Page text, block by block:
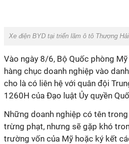
Xe điện BYD tại triển lãm ô tô Thượng
Vào ngày 8/6, Bộ Quốc phòng
hàng chục doanh nghiệp vào
cho là có liên hệ với quân đội
1260H của Đạo luật Ủy quyền
Những doanh nghiệp có tên
trừng phạt, nhưng sẽ gặp khó
trường vốn của Mỹ hoặc ký kết